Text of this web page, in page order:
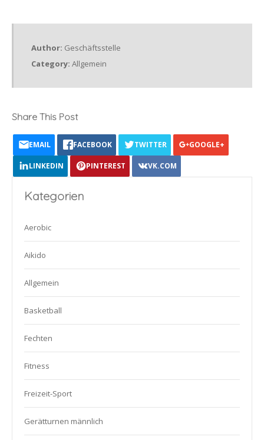
Author: Geschäftsstelle
Category: Allgemein
Share This Post
EMAIL FACEBOOK TWITTER GOOGLE+
LINKEDIN PINTEREST VK.COM
Kategorien
Aerobic
Aikido
Allgemein
Basketball
Fechten
Fitness
Freizeit-Sport
Gerätturnen männlich